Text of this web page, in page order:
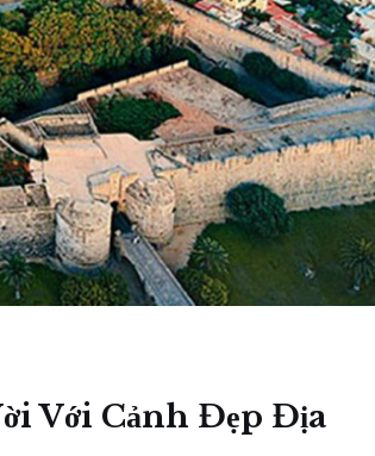
Với Cảnh Đẹp Địa